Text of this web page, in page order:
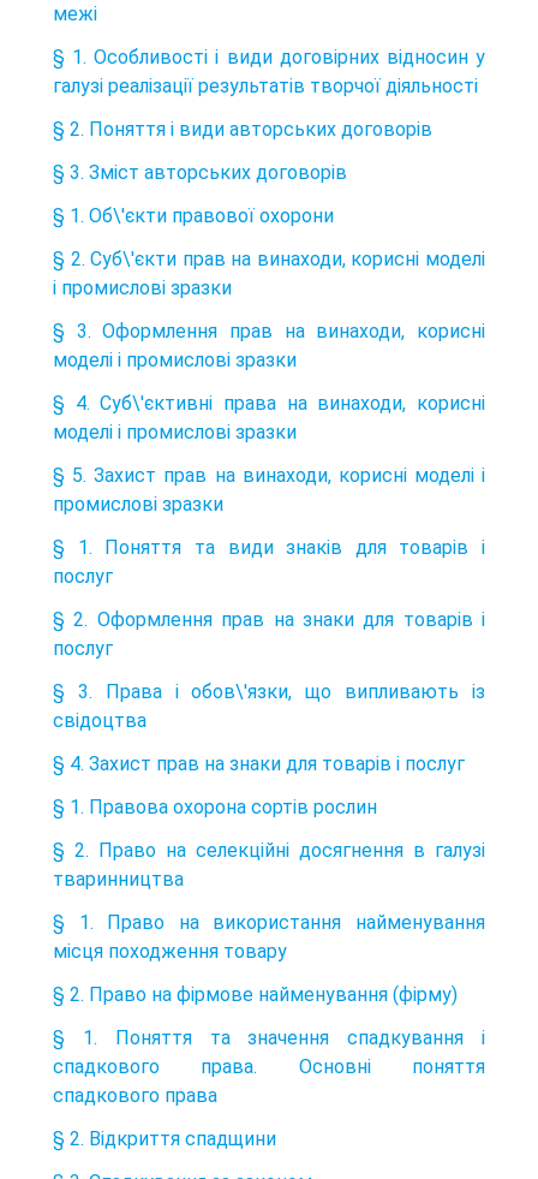
межі
§ 1. Особливості і види договірних відносин у
галузі реалізації результатів творчої діяльності
§ 2. Поняття і види авторських договорів
§ 3. Зміст авторських договорів
§ 1. Об\'єкти правової охорони
§ 2. Суб\'єкти прав на винаходи, корисні моделі
і промислові зразки
§ 3. Оформлення прав на винаходи, корисні
моделі і промислові зразки
§ 4. Суб\'єктивні права на винаходи, корисні
моделі і промислові зразки
§ 5. Захист прав на винаходи, корисні моделі і
промислові зразки
§ 1. Поняття та види знаків для товарів і
послуг
§ 2. Оформлення прав на знаки для товарів і
послуг
§ 3. Права і обов\'язки, що випливають із
свідоцтва
§ 4. Захист прав на знаки для товарів і послуг
§ 1. Правова охорона сортів рослин
§ 2. Право на селекційні досягнення в галузі
тваринництва
§ 1. Право на використання найменування
місця походження товару
§ 2. Право на фірмове найменування (фірму)
§ 1. Поняття та значення спадкування і
спадкового права. Основні поняття
спадкового права
§ 2. Відкриття спадщини